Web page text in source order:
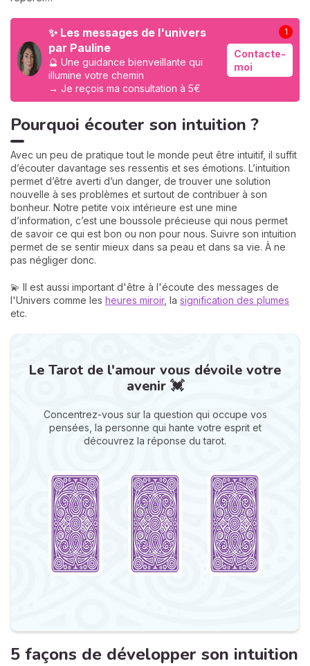
✨ Les messages de l'univers
par Pauline
🔮 Une guidance bienveillante qui
illumine votre chemin
→ Je reçois ma consultation à 5€
Contacte-
moi
1
Pourquoi écouter son intuition ?
Avec un peu de pratique tout le monde peut être intuitif, il suffit
d’écouter davantage ses ressentis et ses émotions. L’intuition
permet d’être averti d’un danger, de trouver une solution
nouvelle à ses problèmes et surtout de contribuer à son
bonheur. Notre petite voix intérieure est une mine
d’information, c’est une boussole précieuse qui nous permet
de savoir ce qui est bon ou non pour nous. Suivre son intuition
permet de se sentir mieux dans sa peau et dans sa vie. À ne
pas négliger donc.
💫 Il est aussi important d'être à l'écoute des messages de
l'Univers comme les heures miroir, la signification des plumes
etc.
Le Tarot de l'amour vous dévoile votre
avenir 💓
Concentrez-vous sur la question qui occupe vos
pensées, la personne qui hante votre esprit et
découvrez la réponse du tarot.
5 façons de développer son intuition